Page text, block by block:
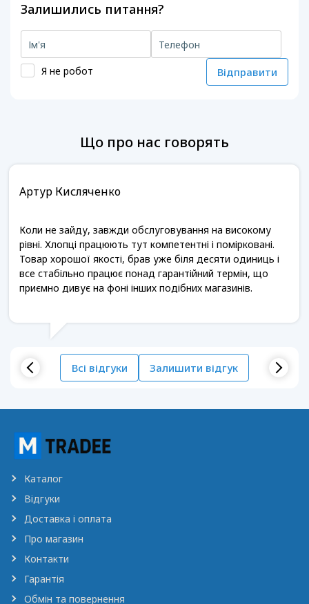
Залишились питання?
Я не робот Відправити
Що про нас говорять
Артур Кисляченко
Коли не зайду, завжди обслуговування на високому
рівні. Хлопці працюють тут компетентні і помірковані.
Товар хорошої якості, брав уже біля десяти одиниць і
все стабільно працює понад гарантійний термін, що
приємно дивує на фоні інших подібних магазинів.
Всі відгуки Залишити відгук
Каталог
Відгуки
Доставка і оплата
Про магазин
Контакти
Гарантія
Обмін та повернення